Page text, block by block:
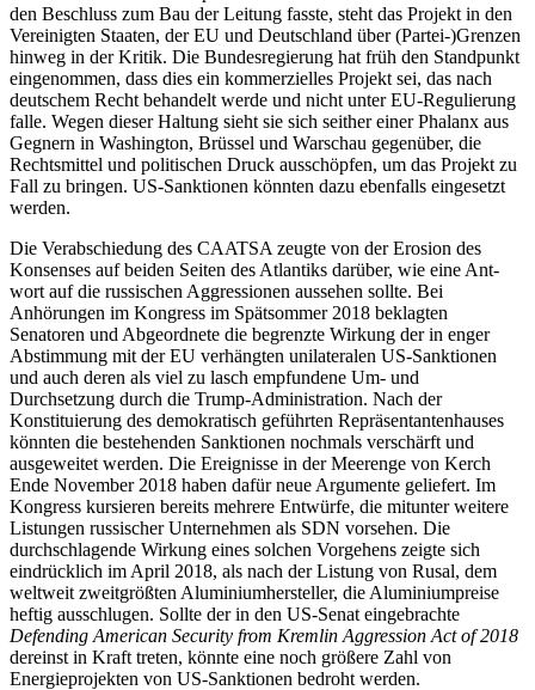
den Beschluss zum Bau der Leitung fasste, steht das Projekt in den
Vereinigten Staaten, der EU und Deutschland über (Par­tei-)Grenzen
hin­weg in der Kritik. Die Bundesregierung hat früh den Standpunkt
eingenommen, dass dies ein kommerzielles Projekt sei, das nach
deutschem Recht be­handelt werde und nicht unter EU-Regulie­rung
falle. Wegen dieser Haltung sieht sie sich seither einer Phalanx aus
Gegnern in Washington, Brüssel und Warschau gegen­über, die
Rechtsmittel und politischen Druck ausschöpfen, um das Pro­jekt zu
Fall zu bringen. US-Sanktionen könn­ten dazu ebenfalls eingesetzt
werden.
Die Verabschiedung des CAATSA zeugte von der Erosion des
Konsenses auf beiden Seiten des Atlantiks darüber, wie eine Ant­
wort auf die russischen Aggressionen aus­sehen sollte. Bei
Anhörungen im Kongress im Spätsommer 2018 beklagten
Senatoren und Abgeordnete die begrenzte Wir­kung der in enger
Abstimmung mit der EU ver­hängten unilateralen US-Sanktionen
und auch deren als viel zu lasch empfun­dene Um- und
Durchsetzung durch die Trump-Admi­nistration. Nach der
Konstituierung des demokratisch geführten Reprä­sentan­tenhauses
könnten die bestehenden Sank­tionen nochmals verschärft und
ausgeweitet werden. Die Ereignisse in der Meerenge von Kerch
Ende November 2018 haben da­für neue Argu­mente geliefert. Im
Kongress kursieren bereits mehrere Entwürfe, die mit­unter weitere
Listungen russischer Unter­nehmen als SDN vorsehen. Die
durchschla­gende Wirkung eines solchen Vorgehens zeigte sich
eindrücklich im April 2018, als nach der Listung von Rusal, dem
weltweit zweitgrößten Aluminiumhersteller, die Aluminiumpreise
heftig ausschlugen. Sollte der in den US-Senat eingebrachte
Defending American Security from Kremlin Aggression Act of 2018
dereinst in Kraft treten, könnte eine noch größere Zahl von
Energieprojekten von US-Sanktionen bedroht werden.